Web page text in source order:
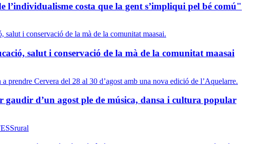
l’individualisme costa que la gent s’impliqui pel bé comú"
salut i conservació de la mà de la comunitat maasai
gaudir d’un agost ple de música, dansa i cultura popular